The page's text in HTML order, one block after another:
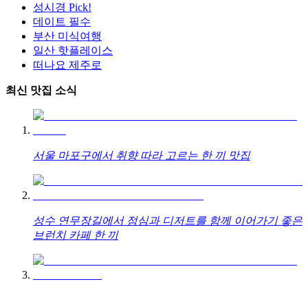
성시경 Pick!
데이트 필수
부산 미식여행
일산 핫플레이스
떠나요 제주로
최신 맛집 소식
서울 마포구에서 취향 따라 고르는 한 끼 맛집
성수 연무장길에서 점심과 디저트를 함께 이어가기 좋은
브런치 카페 한 끼